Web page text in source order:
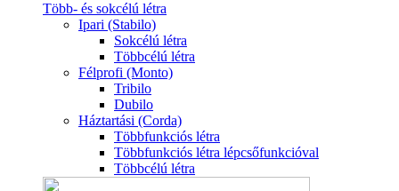
Több- és sokcélú létra
Ipari (Stabilo)
Sokcélú létra
Többcélú létra
Félprofi (Monto)
Tribilo
Dubilo
Háztartási (Corda)
Többfunkciós létra
Többfunkciós létra lépcsőfunkcióval
Többcélú létra